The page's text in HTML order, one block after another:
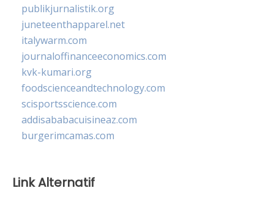
publikjurnalistik.org
juneteenthapparel.net
italywarm.com
journaloffinanceeconomics.com
kvk-kumari.org
foodscienceandtechnology.com
scisportsscience.com
addisababacuisineaz.com
burgerimcamas.com
Link Alternatif